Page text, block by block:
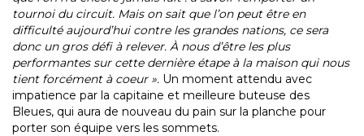
tournoi du circuit. Mais on sait que l’on peut être en
difficulté aujourd’hui contre les grandes nations, ce sera
donc un gros défi à relever. À nous d’être les plus
performantes sur cette dernière étape à la maison qui nous
tient forcément à coeur ». Un moment attendu avec
impatience par la capitaine et meilleure buteuse des
Bleues, qui aura de nouveau du pain sur la planche pour
porter son équipe vers les sommets.